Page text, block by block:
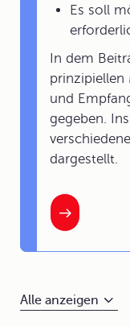
Es soll
In dem
prinzipiellen
und
gegeben.
dargestellt.
Alle anzeigen